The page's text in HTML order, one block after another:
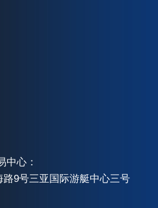
中心：
9号三亚国际游艇中心三号